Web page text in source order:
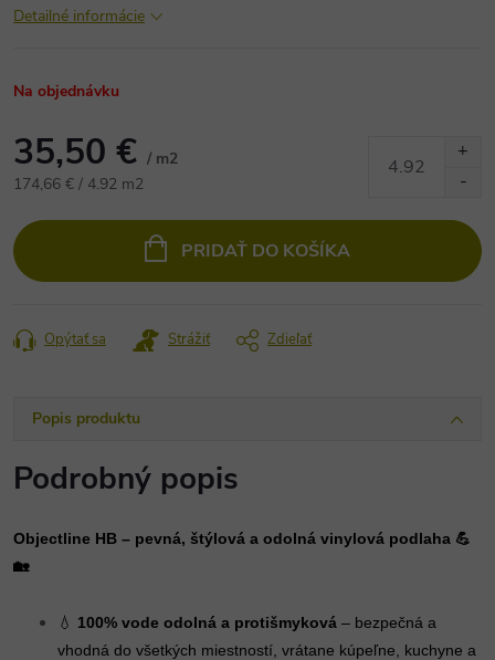
Detailné informácie
Na objednávku
35,50 € / m2
Jednotková
174,66 € / 4.92 m2
PRIDAŤ DO KOŠÍKA
Opýtať sa Strážiť Zdieľať
Popis produktu
Podrobný popis
Objectline HB – pevná, štýlová a odolná vinylová podlaha 💪
🏡
💧 100% vode odolná a protišmyková – bezpečná a
vhodná do všetkých miestností, vrátane kúpeľne, kuchyne a